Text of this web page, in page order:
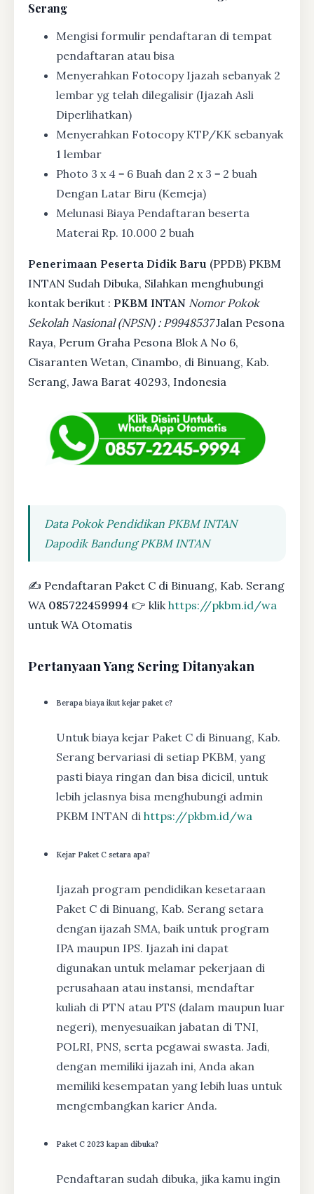
Serang
Mengisi formulir pendaftaran di tempat
pendaftaran atau bisa
Menyerahkan Fotocopy Ijazah sebanyak 2
lembar yg telah dilegalisir (Ijazah Asli
Diperlihatkan)
Menyerahkan Fotocopy KTP/KK sebanyak
1 lembar
Photo 3 x 4 = 6 Buah dan 2 x 3 = 2 buah
Dengan Latar Biru (Kemeja)
Melunasi Biaya Pendaftaran beserta
Materai Rp. 10.000 2 buah
Penerimaan Peserta Didik Baru (PPDB) PKBM
INTAN Sudah Dibuka, Silahkan menghubungi
kontak berikut : PKBM INTAN Nomor Pokok
Sekolah Nasional (NPSN) : P9948537Jalan Pesona
Raya, Perum Graha Pesona Blok A No 6,
Cisaranten Wetan, Cinambo, di Binuang, Kab.
Serang, Jawa Barat 40293, Indonesia
Data Pokok Pendidikan PKBM INTAN
Dapodik Bandung PKBM INTAN
✍ Pendaftaran Paket C di Binuang, Kab. Serang
WA 085722459994 👉 klikhttps://pkbm.id/wa
untuk WA Otomatis
Pertanyaan Yang Sering Ditanyakan
Berapa biaya ikut kejar paket c?
Untuk biaya kejar Paket C di Binuang, Kab.
Serang bervariasi di setiap PKBM, yang
pasti biaya ringan dan bisa dicicil, untuk
lebih jelasnya bisa menghubungi admin
PKBM INTAN di https://pkbm.id/wa
Kejar Paket C setara apa?
Ijazah program pendidikan kesetaraan
Paket C di Binuang, Kab. Serang setara
dengan ijazah SMA, baik untuk program
IPA maupun IPS. Ijazah ini dapat
digunakan untuk melamar pekerjaan di
perusahaan atau instansi, mendaftar
kuliah di PTN atau PTS (dalam maupun luar
negeri), menyesuaikan jabatan di TNI,
POLRI, PNS, serta pegawai swasta. Jadi,
dengan memiliki ijazah ini, Anda akan
memiliki kesempatan yang lebih luas untuk
mengembangkan karier Anda.
Paket C 2023 kapan dibuka?
Pendaftaran sudah dibuka, jika kamu ingin